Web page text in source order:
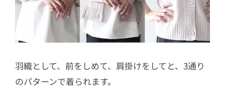
羽織として、前をしめて、肩掛けをしてと、3通り
のパターンで着られます。